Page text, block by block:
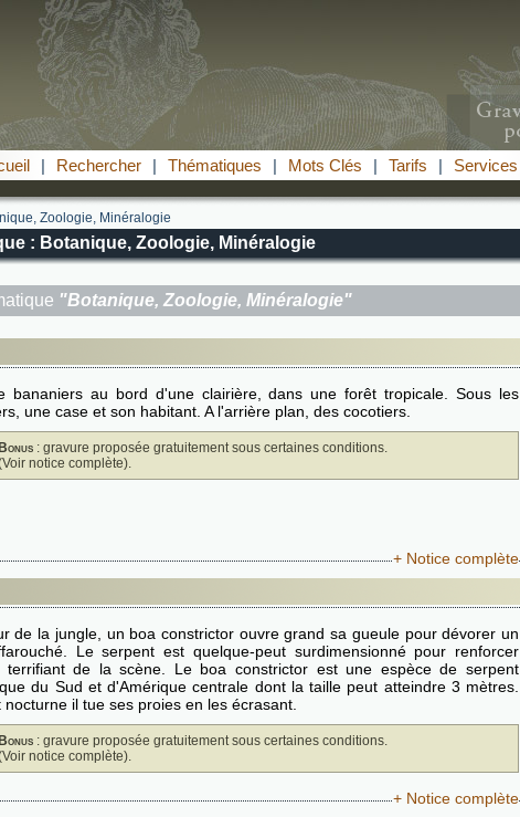
| Rechercher | Thématiques | Mots Clés | Tarifs | Services
Zoologie, Minéralogie
: Botanique, Zoologie, Minéralogie
"Botanique, Zoologie, Minéralogie"
bananiers au bord d'une clairière, dans une forêt tropicale. Sous les
une case et son habitant. A l'arrière plan, des cocotiers.
Bonus : gravure proposée gratuitement sous certaines conditions.
notice complète).
+ Notice complète
de la jungle, un boa constrictor ouvre grand sa gueule pour dévorer un
Le serpent est quelque-peut surdimensionné pour renforcer
terrifiant de la scène. Le boa constrictor est une espèce de serpent
du Sud et d'Amérique centrale dont la taille peut atteindre 3 mètres.
nocturne il tue ses proies en les écrasant.
Bonus : gravure proposée gratuitement sous certaines conditions.
notice complète).
+ Notice complète